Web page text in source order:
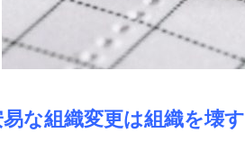
な組織変更は組織を壊す